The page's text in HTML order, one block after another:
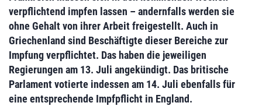
verpflichtend impfen lassen – andernfalls werden sie
ohne Gehalt von ihrer Arbeit freigestellt. Auch in
Griechenland sind Beschäftigte dieser Bereiche zur
Impfung verpflichtet. Das haben die jeweiligen
Regierungen am 13. Juli angekündigt. Das britische
Parlament votierte indessen am 14. Juli ebenfalls für
eine entsprechende Impfpflicht in England.